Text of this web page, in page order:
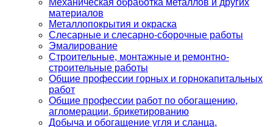
Механическая обработка металлов и других
материалов
Металлопокрытия и окраска
Слесарные и слесарно-сборочные работы
Эмалирование
Строительные, монтажные и ремонтно-
строительные работы
Общие профессии горных и горнокапитальных
работ
Общие профессии работ по обогащению,
агломерации, брикетированию
Добыча и обогащение угля и сланца,